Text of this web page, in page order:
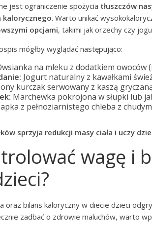
jest ograniczenie spożycia tłuszczów
kalorycznego. Warto unikać
opcjami, takimi jak orzechy czy
mógłby wyglądać następująco:
na mleku z dodatkiem owoców
Jogurt naturalny z kawałkami
kurczak serwowany z kaszą
Marchewka pokrojona w słupki lub
z pełnoziarnistego chleba z
sprzyja redukcji masy ciała i uczy
wagę i
oraz bilans kaloryczny w diecie dzieci
zadbać o zdrowie maluchów, warto